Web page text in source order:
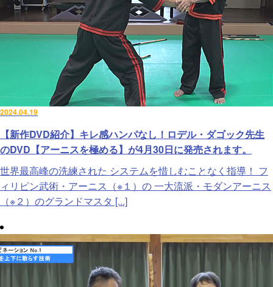
2024.04.19
【新作DVD紹介】キレ感ハンパなし！ロデル・ダゴック先生
のDVD【アーニスを極める】が4月30日に発売されます。
世界最高峰の洗練された システムを惜しむことなく指導！ フ
ィリピン武術・アーニス（※１）の 一大流派・モダンアーニス
（※２）のグランドマスタ [...]